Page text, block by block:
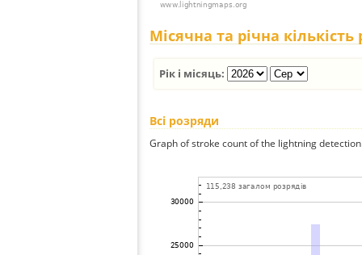
Місячна та річна кількість
Рік і місяць:
Всі розряди
Graph of stroke count of the lightning